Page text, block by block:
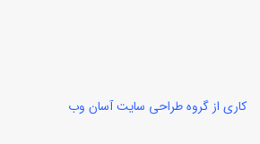
کاری از گروه طراحی سایت آسان وب